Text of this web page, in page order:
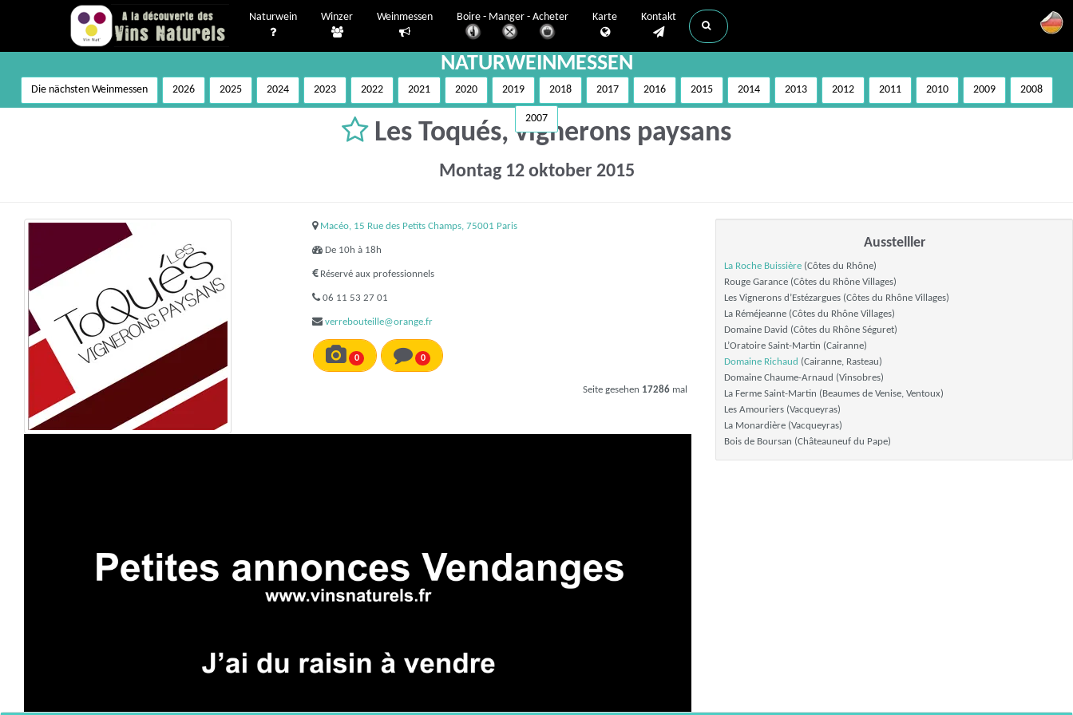
Naturwein Winzer Weinmessen Boire - Manger - Acheter Karte Kontakt
NATURWEINMESSEN
Die nächsten Weinmessen 2026 2025 2024 2023 2022 2021 2020 2019 2018 2017 2016 2015 2014 2013 2012 2011 2010 2009 2008
2007
Les Toqués, vignerons paysans
Montag 12 oktober 2015
Macéo, 15 Rue des Petits Champs, 75001 Paris
De 10h à 18h
Réservé aux professionnels
06 11 53 27 01
verrebouteille@orange.fr
0 0
Seite gesehen 17286mal
Ausstelller
La Roche Buissière (Côtes du Rhône)
Rouge Garance (Côtes du Rhône Villages)
Les Vignerons d’Estézargues (Côtes du Rhône Villages)
La Réméjeanne (Côtes du Rhône Villages)
Domaine David (Côtes du Rhône Séguret)
L’Oratoire Saint-Martin (Cairanne)
Domaine Richaud (Cairanne, Rasteau)
Domaine Chaume-Arnaud (Vinsobres)
La Ferme Saint-Martin (Beaumes de Venise, Ventoux)
Les Amouriers (Vacqueyras)
La Monardière (Vacqueyras)
Bois de Boursan (Châteauneuf du Pape)